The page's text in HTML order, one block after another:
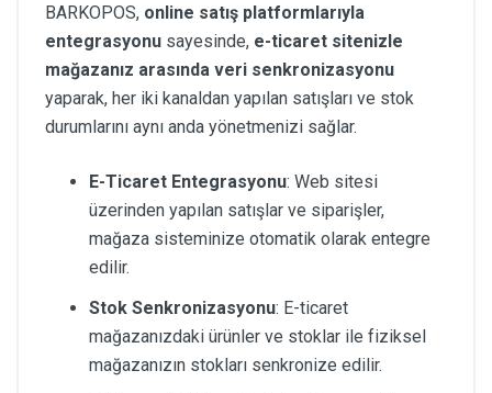
BARKOPOS, online satış platformlarıyla
entegrasyonu sayesinde, e-ticaret sitenizle
mağazanız arasında veri senkronizasyonu
yaparak, her iki kanaldan yapılan satışları ve stok
durumlarını aynı anda yönetmenizi sağlar.
E-Ticaret Entegrasyonu: Web sitesi
üzerinden yapılan satışlar ve siparişler,
mağaza sisteminize otomatik olarak entegre
edilir.
Stok Senkronizasyonu: E-ticaret
mağazanızdaki ürünler ve stoklar ile fiziksel
mağazanızın stokları senkronize edilir.